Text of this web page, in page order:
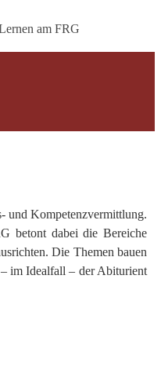
am FRG
und Kompetenzvermittlung.
betont dabei die Bereiche
Die Themen bauen
– im Idealfall – der Abiturient